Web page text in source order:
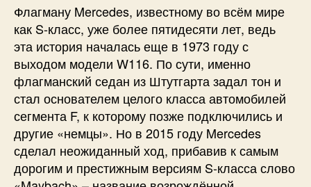
Флагману Mercedes, известному во всём мире
как S-класс, уже более пятидесяти лет, ведь
эта история началась еще в 1973 году с
выходом модели W116. По сути, именно
флагманский седан из Штутгарта задал тон и
стал основателем целого класса автомобилей
сегмента F, к которому позже подключились и
другие «немцы». Но в 2015 году Mercedes
сделал неожиданный ход, прибавив к самым
дорогим и престижным версиям S-класса слово